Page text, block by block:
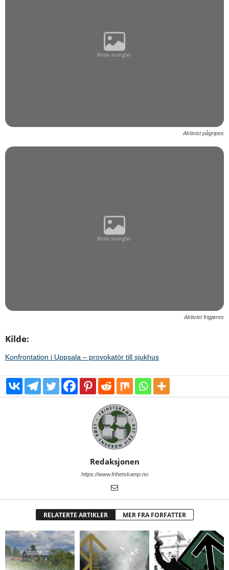
Aktivist pågripes
Aktivist frigjøres
Kilde:
Konfrontation i Uppsala – provokatör till sjukhus
Redaksjonen
https://www.frihetskamp.no
RELATERTE ARTIKLER MER FRA FORFATTER